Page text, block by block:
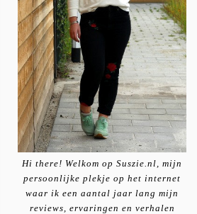
Hi there! Welkom op Suszie.nl, mijn
persoonlijke plekje op het internet
waar ik een aantal jaar lang mijn
reviews, ervaringen en verhalen